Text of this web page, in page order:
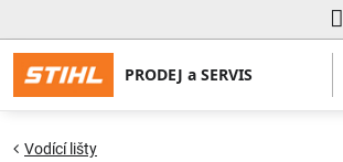
Vodící lišty